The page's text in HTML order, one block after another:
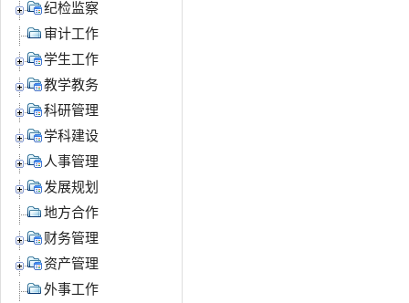
纪检监察
审计工作
学生工作
教学教务
科研管理
学科建设
人事管理
发展规划
地方合作
财务管理
资产管理
外事工作